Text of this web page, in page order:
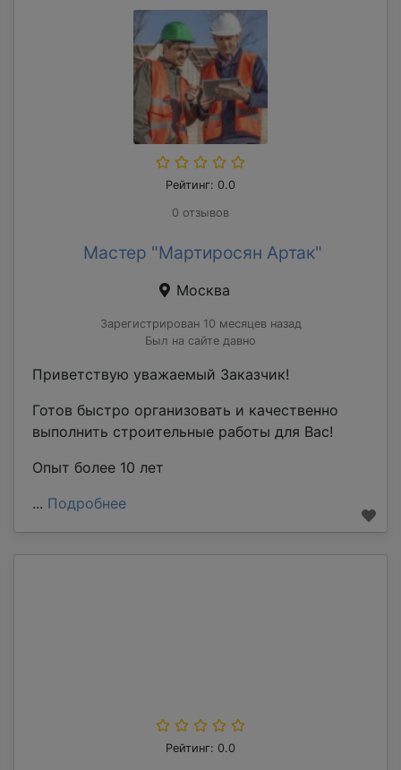
Рейтинг: 0.0
0 отзывов
Мастер "Мартиросян Артак"
Москва
Зарегистрирован 10 месяцев назад
Был на сайте давно
Приветствую уважаемый Заказчик!
Готов быстро организовать и качественно
выполнить строительные работы для Вас!
Опыт более 10 лет
... Подробнее
Рейтинг: 0.0